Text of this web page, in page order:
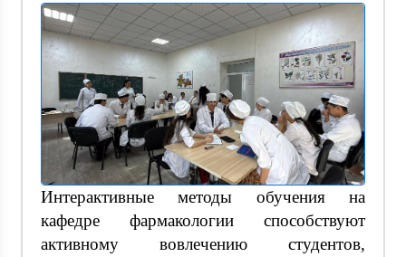
Интерактивные методы обучения на
кафедре фармакологии способствуют
активному вовлечению студентов,